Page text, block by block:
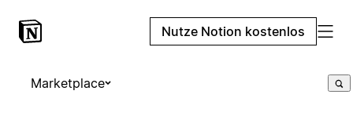
Nutze Notion kostenlos
Marketplace